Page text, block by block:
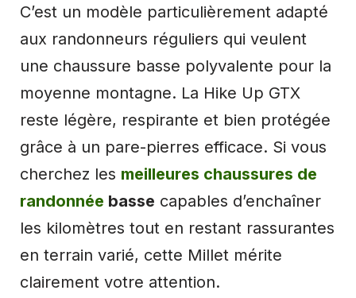
C’est un modèle particulièrement adapté
aux randonneurs réguliers qui veulent
une chaussure basse polyvalente pour la
moyenne montagne. La Hike Up GTX
reste légère, respirante et bien protégée
grâce à un pare-pierres efficace. Si vous
cherchez les meilleures chaussures de
randonnée basse capables d’enchaîner
les kilomètres tout en restant rassurantes
en terrain varié, cette Millet mérite
clairement votre attention.